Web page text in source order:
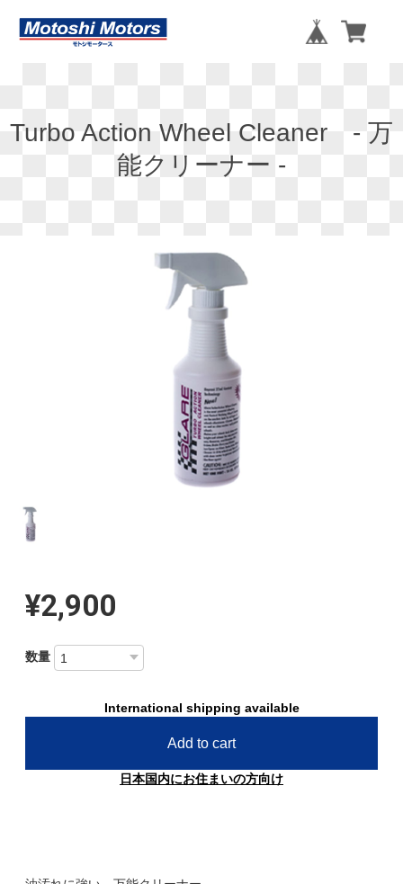
Turbo Action Wheel Cleaner - 万
能クリーナー -
¥2,900
数量
International shipping available
Add to cart
日本国内にお住まいの方向け